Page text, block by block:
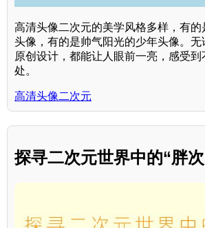
高清头像二次元的美学风格多样，有
头像，有的是帅气阳光的少年头像。无
原创设计，都能让人眼前一亮，感受到
处。
高清头像二次元
探寻二次元世界中的“胖